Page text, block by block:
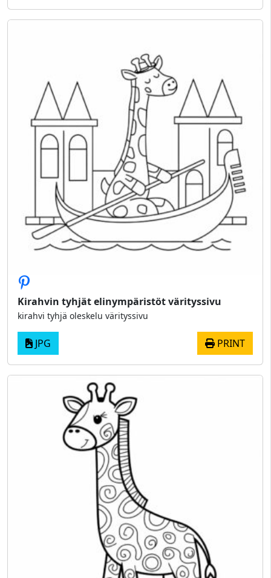
Kirahvin tyhjät elinympäristöt värityssivu
kirahvi tyhjä oleskelu värityssivu
JPG PRINT